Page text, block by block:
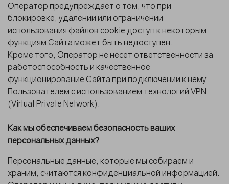
Оператор предупреждает о том, что при
блокировке, удалении или ограничении
использования файлов cookie доступ к некоторым
функциям Сайта может быть недоступен.
Кроме того, Оператор не несет ответственности за
работоспособность и качественное
функционирование Сайта при подключении к нему
Пользователем с использованием технологий VPN
(Virtual Private Network).
Как мы обеспечиваем безопасность ваших
персональных данных?
Персональные данные, которые мы собираем и
храним, считаются конфиденциальной информацией.